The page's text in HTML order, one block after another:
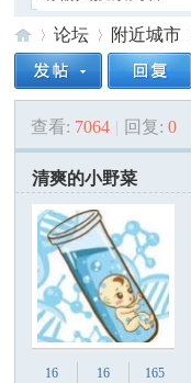
美
国
»
论坛
›
附近城市
查看: 7064 | 回复: 0
清爽的小野菜
16
16
165